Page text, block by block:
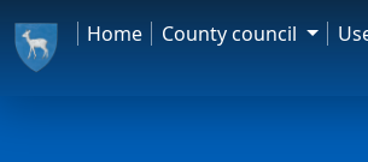
Home County council